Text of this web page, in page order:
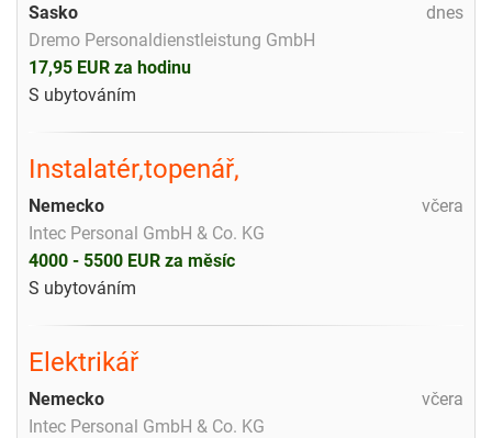
dnes
Sasko
Dremo Personaldienstleistung GmbH
17,95 EUR za hodinu
S ubytováním
Instalatér,topenář,
včera
Nemecko
Intec Personal GmbH & Co. KG
4000 - 5500 EUR za měsíc
S ubytováním
Elektrikář
včera
Nemecko
Intec Personal GmbH & Co. KG